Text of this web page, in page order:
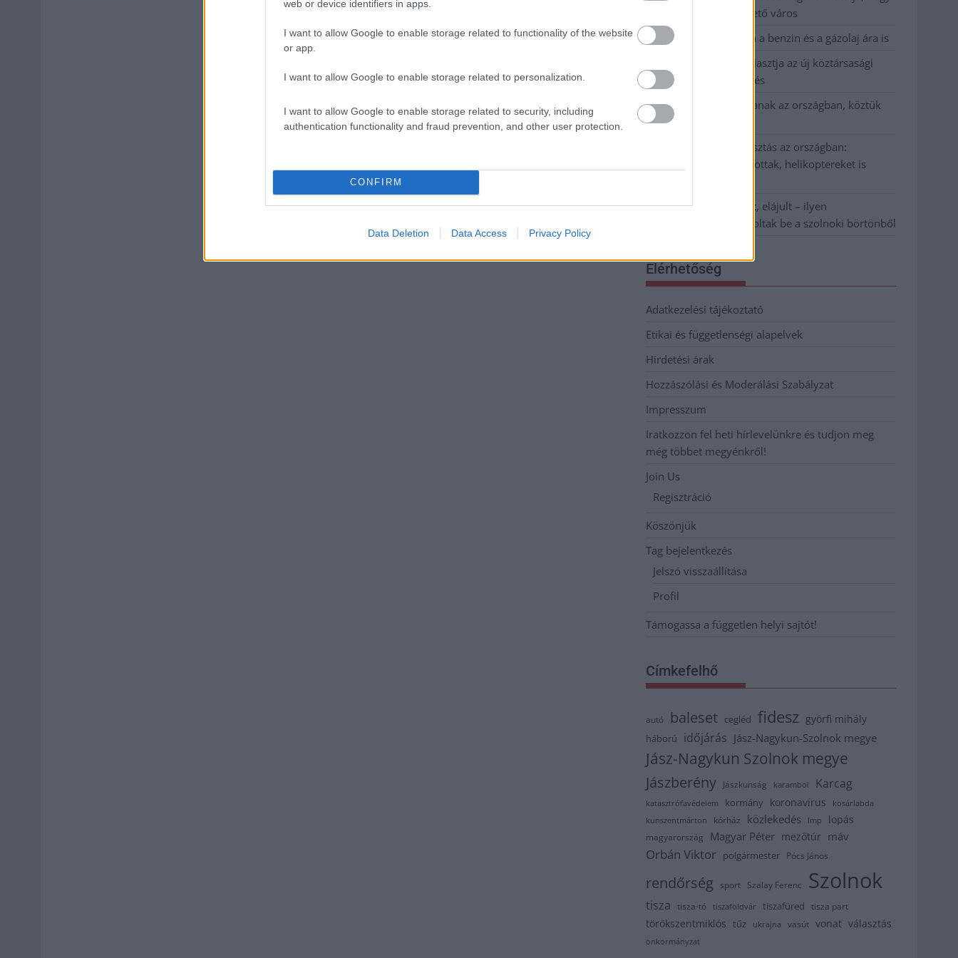
web or device identifiers in apps.
I want to allow Google to enable storage related to functionality of the website
or app.
I want to allow Google to enable storage related to personalization.
I want to allow Google to enable storage related to security, including
authentication functionality and fraud prevention, and other user protection.
CONFIRM
Data Deletion Data Access Privacy Policy
Szolnok mennyire élhető város
Pénteken újra csökken a benzin és a gázolaj ára is
Napokon belül megválasztja az új köztársasági
elnököt az Országgyűlés
Kiterjedt tüzek pusztítanak az országban, köztük
Karcagon
Harmadfokú hőségriasztás az országban:
Szolnokon klímát javítottak, helikoptereket is
A zárkában rosszul lett, elájult – ilyen
körülményekről számoltak be a szolnoki börtönből
Elérhetőség
Adatkezelési tájékoztató
Etikai és függetlenségi alapelvek
Hirdetési árak
Hozzászólási és Moderálási Szabályzat
Impresszum
Iratkozzon fel heti hírlevelünkre és tudjon meg
még többet megyénkről!
Join Us
Regisztráció
Köszönjük
Tag bejelentkezés
Jelszó visszaállítása
Profil
Támogassa a független helyi sajtót!
Címkefelhő
autó baleset cegléd fidesz györfi mihály
háború időjárás Jász-Nagykun-Szolnok megye
Jász-Nagykun Szolnok megye
Jászberény Jászkunság karambol Karcag
katasztrófavédelem kormány koronavírus
kosárlabda
kunszentmárton
kórház közlekedés lmp lopás
magyarország Magyar Péter mezőtúr máv
Orbán Viktor polgármester Pócs János
rendőrség sport Szalay Ferenc Szolnok
tisza tisza-tó tiszaföldvár tiszafüred tisza part
törökszentmiklós tűz ukrajna vasút vonat választás
önkormányzat